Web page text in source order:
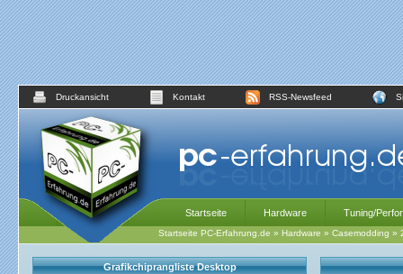
Druckansicht Kontakt RSS-Newsfeed
Startseite Hardware Tuning/
Startseite PC-Erfahrung.de » Hardware » Casemodding »
Grafikchiprangliste Desktop